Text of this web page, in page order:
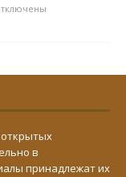
в
принадлежат их